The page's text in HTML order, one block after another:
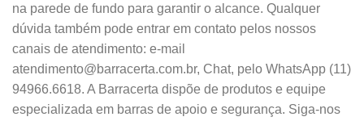
na parede de fundo para garantir o alcance. Qualquer
dúvida também pode entrar em contato pelos nossos
canais de atendimento: e-mail
atendimento@barracerta.com.br, Chat, pelo WhatsApp (11)
94966.6618. A Barracerta dispõe de produtos e equipe
especializada em barras de apoio e segurança. Siga-nos